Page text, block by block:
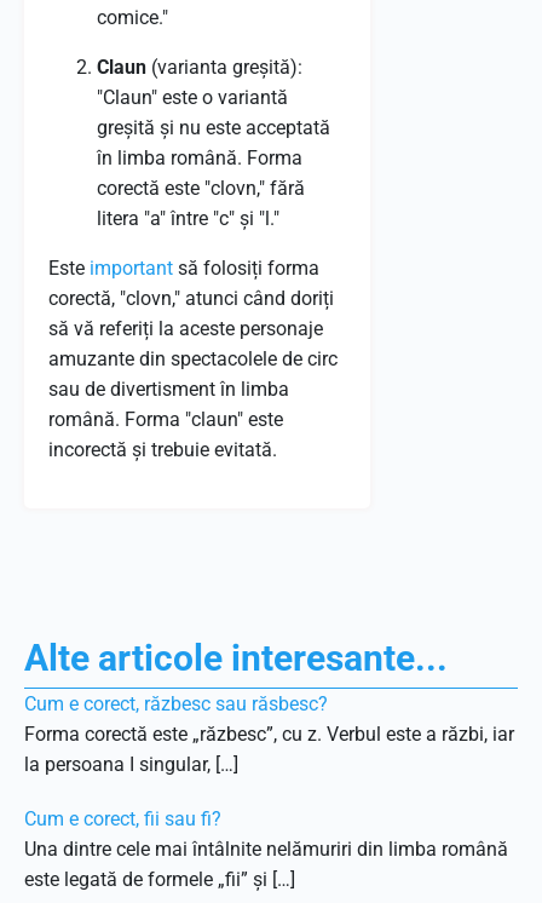
comice."
Claun (varianta greșită):
"Claun" este o variantă
greșită și nu este acceptată
în limba română. Forma
corectă este "clovn," fără
litera "a" între "c" și "l."
Este important să folosiți forma
corectă, "clovn," atunci când doriți
să vă referiți la aceste personaje
amuzante din spectacolele de circ
sau de divertisment în limba
română. Forma "claun" este
incorectă și trebuie evitată.
Alte articole interesante...
Cum e corect, răzbesc sau răsbesc?
Forma corectă este „răzbesc”, cu z. Verbul este a răzbi, iar
la persoana I singular, […]
Cum e corect, fii sau fi?
Una dintre cele mai întâlnite nelămuriri din limba română
este legată de formele „fii” și […]